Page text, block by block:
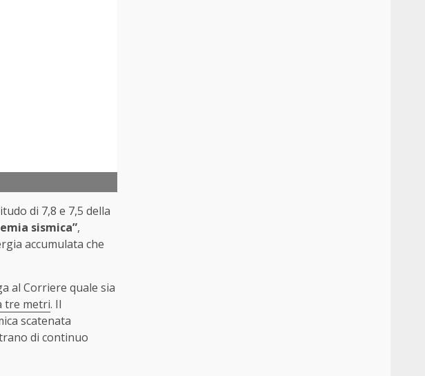
di 7,8 e 7,5 della
sismica”,
accumulata che
al Corriere quale sia
tre metri. Il
scatenata
di continuo